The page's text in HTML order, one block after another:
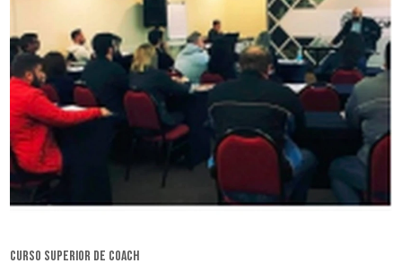
curso superior de coach